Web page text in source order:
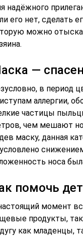
надёжного
его нет, сделать
можно
—
в период
аллергии,
частицы
чем мешают
маску, данная
носа
помочь
момент
продукты,
как младенцы,